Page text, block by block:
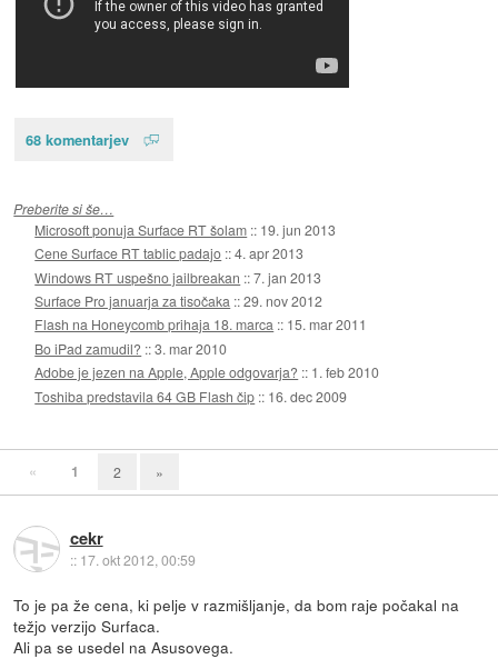
68 komentarjev
Preberite si še…
Microsoft ponuja Surface RT šolam :: 19. jun 2013
Cene Surface RT tablic padajo ::4. apr 2013
Windows RT uspešno jailbreakan ::7. jan 2013
Surface Pro januarja za tisočaka ::29. nov 2012
Flash na Honeycomb prihaja 18. marca :: 15. mar 2011
Bo iPad zamudil? ::3. mar 2010
Adobe je jezen na Apple, Apple odgovarja? :: 1. feb 2010
Toshiba predstavila 64 GB Flash čip :: 16. dec 2009
« 1 2 »
cekr
:: 17. okt 2012, 00:59
To je pa že cena, ki pelje v razmišljanje, da bom raje počakal na
težjo verzijo Surfaca.
Ali pa se usedel na Asusovega.